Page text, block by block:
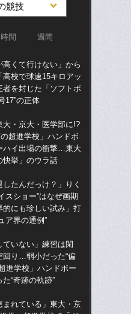
競技
間 週間
高くて行けない」から
校で球速15キロアッ
者を封じた「ソフトボ
17”の正体
大・京大・医学部に!?
超進学校」ハンドボ
ハイ出場の衝撃…東大
快挙」のウラ話
したんだっけ？」りく
スショー”はなぜ画期
的にも珍しい試み」打
ア界の通例”
ていない」練習は閑
回り…弱小だった“偏
進学校」ハンドボー
“奇跡の軌跡”
まれている」東大・京